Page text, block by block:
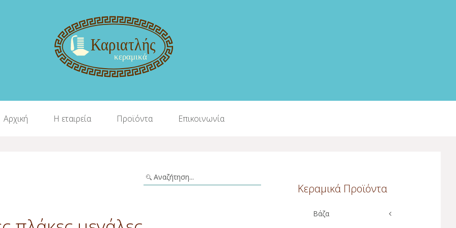
Αρχική Η εταιρεία Προϊόντα Επικοινωνία
Κεραμικά Προϊόντα
Βάζα